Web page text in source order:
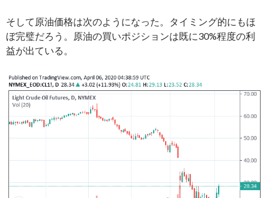
そして原油価格は次のようになった。タイミング的にもほ
ぼ完璧だろう。原油の買いポジションは既に30%程度の利
益が出ている。